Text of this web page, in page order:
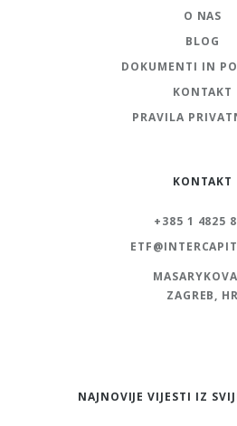
O NAS
BLOG
DOKUMENTI IN
KONTAKT
PRAVILA
KONTAKT
+385 1 4825
ZAGREB, HR
NAJNOVIJE VIJESTI IZ